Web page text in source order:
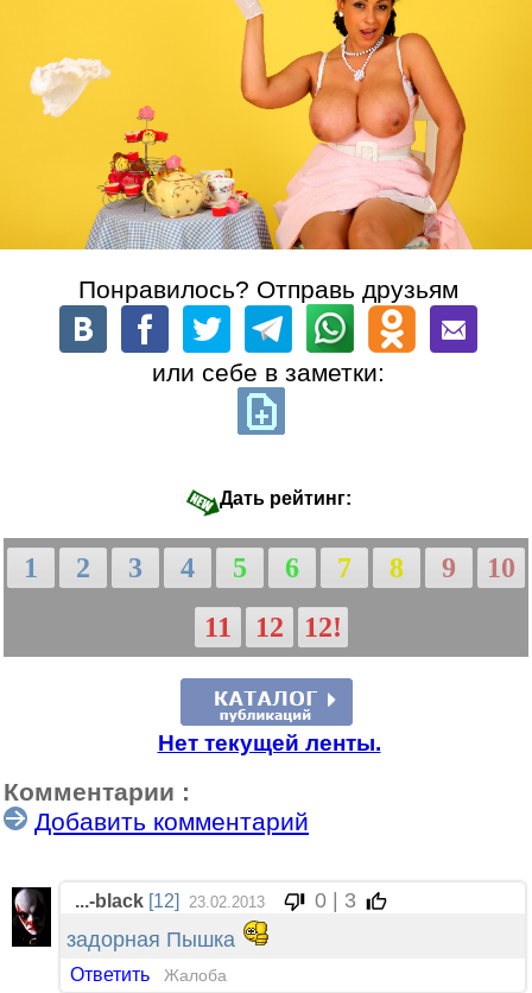
Понравилось? Отправь друзьям
или себе в заметки:
Дать рейтинг:
1 2 3 4 5 6 7 8 9
10
11
12 12!
Нет текущей ленты.
Комментарии :
Добавить комментарий
...-black [12] 23.02.2013
0 | 3
задорная Пышка
Ответить Жалоба